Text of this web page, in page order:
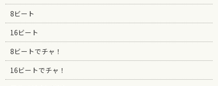
8ビート
16ビート
8ビートでチャ！
16ビートでチャ！